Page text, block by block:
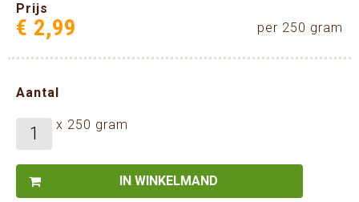
Prijs
€ 2,99 per 250 gram
Aantal
x 250 gram
IN WINKELMAND